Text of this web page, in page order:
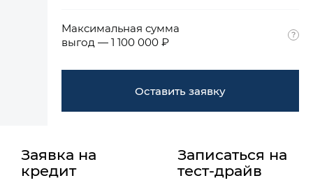
Максимальная сумма
выгод — 1 100 000 ₽
Оставить заявку
Заявка на
кредит
Записаться на
тест-драйв